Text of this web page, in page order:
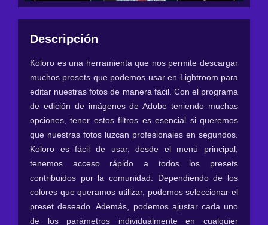
Descripción
Koloro es una herramienta que nos permite descargar
muchos presets que podemos usar en Lightroom para
editar nuestras fotos de manera fácil. Con el programa
de edición de imágenes de Adobe teniendo muchas
opciones, tener estos filtros es esencial si queremos
que nuestras fotos luzcan profesionales en segundos.
Koloro es fácil de usar, desde el menú principal,
tenemos acceso rápido a todos los presets
contribuidos por la comunidad. Dependiendo de los
colores que queramos utilizar, podemos seleccionar el
preset deseado. Además, podemos ajustar cada uno
de los parámetros individualmente en cualquier